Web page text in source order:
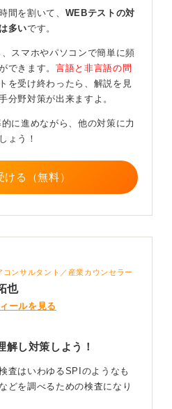
リで演習を重ねるほどスコア
ます。
意外にもアプリより紙の参考
が多い印象です。
思うので、自分に合ったやり
間を割いて、 WEBテストの対
多いです。
、スマホやパソコンで簡単に頻
できます。言語と非言語の問
を受け終わったら、解説を見
分野対策が出来ますよ。
に進めながら、他の対策に力
ょう！
ける（無料）
コンサルタント／産業カウンセラー
也
ールを見る
解し対策しよう！
査はいわゆるSPIのようなも
どを調べるための検査になり